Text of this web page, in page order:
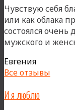
Чувствую себя
или как облака
состоялся
мужского и
Евгения
Все отзывы
И я люблю